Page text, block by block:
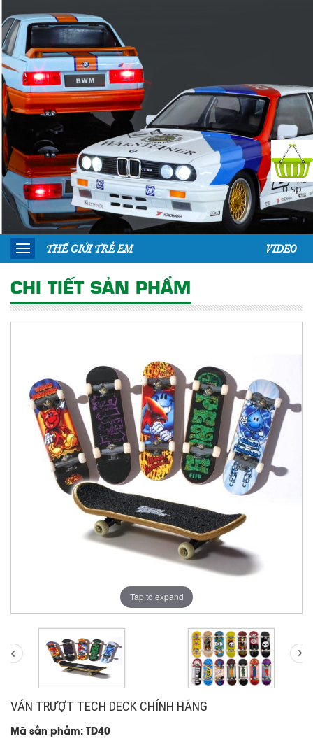
VIDEO
THẾ GIỚI TRẺ EM
CHI TIẾT SẢN PHẨM
Tap to expand
VÁN TRƯỢT TECH DECK CHÍNH HÃNG
Mã sản phẩm: TD40
0 sp